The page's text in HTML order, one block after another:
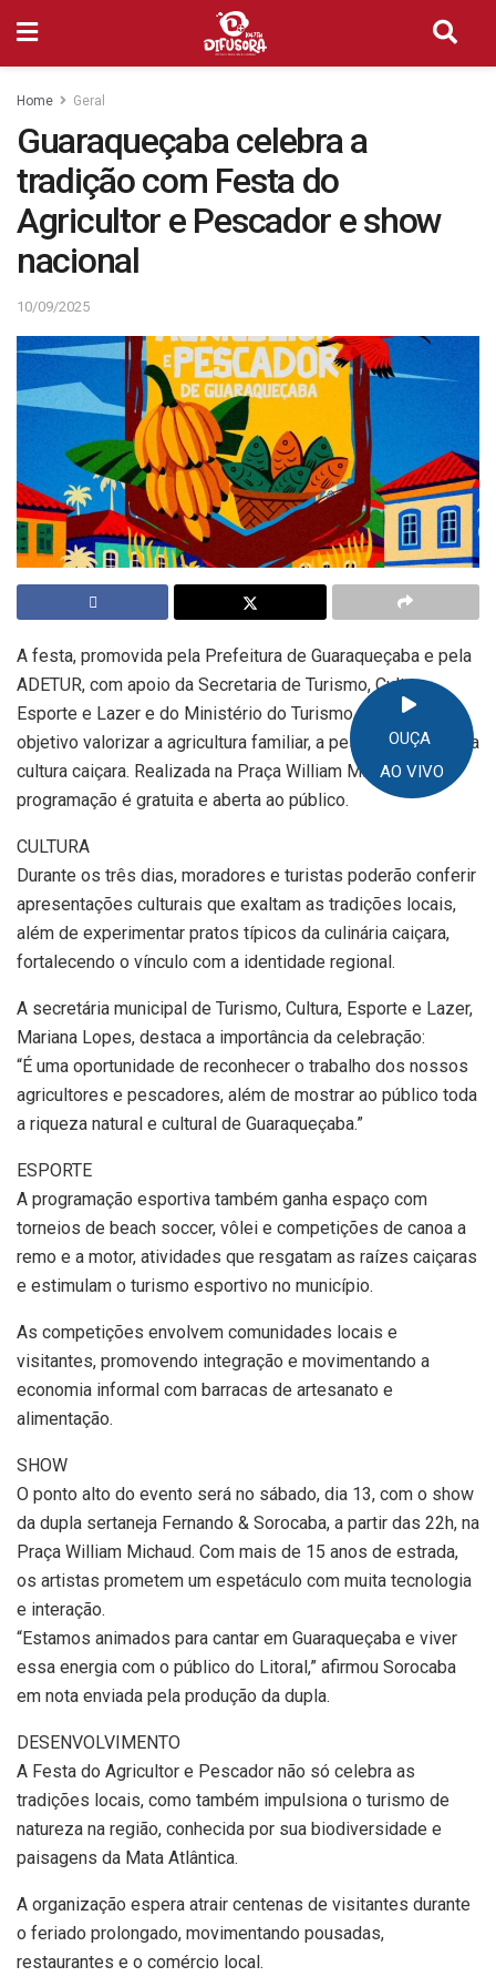
OUÇA
AO VIVO
Home Geral
Guaraqueçaba celebra a
tradição com Festa do
Agricultor e Pescador e show
nacional
10/09/2025
A festa, promovida pela Prefeitura de Guaraqueçaba e pela
ADETUR, com apoio da Secretaria de Turismo, Cultura,
Esporte e Lazer e do Ministério do Turismo, tem como
objetivo valorizar a agricultura familiar, a pesca artesanal e a
cultura caiçara. Realizada na Praça William Michaud, a
programação é gratuita e aberta ao público.
CULTURA
Durante os três dias, moradores e turistas poderão conferir
apresentações culturais que exaltam as tradições locais,
além de experimentar pratos típicos da culinária caiçara,
fortalecendo o vínculo com a identidade regional.
A secretária municipal de Turismo, Cultura, Esporte e Lazer,
Mariana Lopes, destaca a importância da celebração:
“É uma oportunidade de reconhecer o trabalho dos nossos
agricultores e pescadores, além de mostrar ao público toda
a riqueza natural e cultural de Guaraqueçaba.”
ESPORTE
A programação esportiva também ganha espaço com
torneios de beach soccer, vôlei e competições de canoa a
remo e a motor, atividades que resgatam as raízes caiçaras
e estimulam o turismo esportivo no município.
As competições envolvem comunidades locais e
visitantes, promovendo integração e movimentando a
economia informal com barracas de artesanato e
alimentação.
SHOW
O ponto alto do evento será no sábado, dia 13, com o show
da dupla sertaneja Fernando & Sorocaba, a partir das 22h, na
Praça William Michaud. Com mais de 15 anos de estrada,
os artistas prometem um espetáculo com muita tecnologia
e interação.
“Estamos animados para cantar em Guaraqueçaba e viver
essa energia com o público do Litoral,” afirmou Sorocaba
em nota enviada pela produção da dupla.
DESENVOLVIMENTO
A Festa do Agricultor e Pescador não só celebra as
tradições locais, como também impulsiona o turismo de
natureza na região, conhecida por sua biodiversidade e
paisagens da Mata Atlântica.
A organização espera atrair centenas de visitantes durante
o feriado prolongado, movimentando pousadas,
restaurantes e o comércio local.